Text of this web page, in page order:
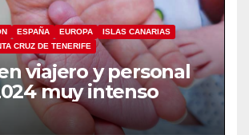
ESPAÑA EUROPA
ISLAS CANARIAS
CRUZ DE TENERIFE
viajero y personal
muy intenso